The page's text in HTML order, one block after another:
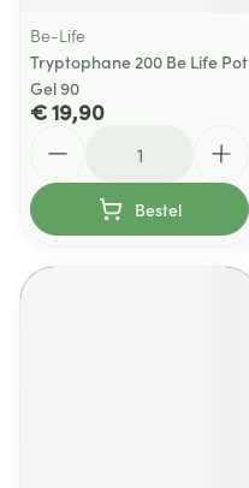
Be-Life
Tryptophane 200 Be Life Pot
Gel 90
€ 19,90
Bestel